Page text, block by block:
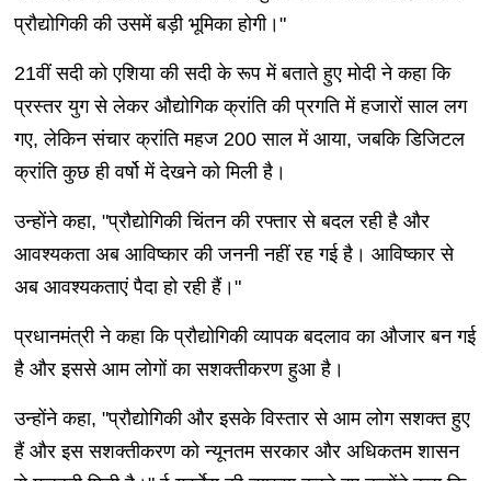
प्रौद्योगिकी की उसमें बड़ी भूमिका होगी।"
21वीं सदी को एशिया की सदी के रूप में बताते हुए मोदी ने कहा कि
प्रस्तर युग से लेकर औद्योगिक क्रांति की प्रगति में हजारों साल लग
गए, लेकिन संचार क्रांति महज 200 साल में आया, जबकि डिजिटल
क्रांति कुछ ही वर्षो में देखने को मिली है।
उन्होंने कहा, "प्रौद्योगिकी चिंतन की रफ्तार से बदल रही है और
आवश्यकता अब आविष्कार की जननी नहीं रह गई है। आविष्कार से
अब आवश्यकताएं पैदा हो रही हैं।"
प्रधानमंत्री ने कहा कि प्रौद्योगिकी व्यापक बदलाव का औजार बन गई
है और इससे आम लोगों का सशक्तीकरण हुआ है।
उन्होंने कहा, "प्रौद्योगिकी और इसके विस्तार से आम लोग सशक्त हुए
हैं और इस सशक्तीकरण को न्यूनतम सरकार और अधिकतम शासन